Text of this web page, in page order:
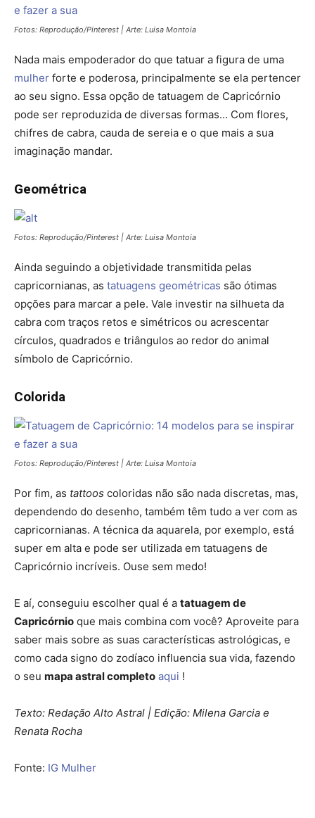
Fotos: Reprodução/Pinterest | Arte: Luisa Montoia
Nada mais empoderador do que tatuar a figura de uma
mulher forte e poderosa, principalmente se ela pertencer
ao seu signo. Essa opção de tatuagem de Capricórnio
pode ser reproduzida de diversas formas… Com flores,
chifres de cabra, cauda de sereia e o que mais a sua
imaginação mandar.
Geométrica
Fotos: Reprodução/Pinterest | Arte: Luisa Montoia
Ainda seguindo a objetividade transmitida pelas
capricornianas, as tatuagens geométricas são ótimas
opções para marcar a pele. Vale investir na silhueta da
cabra com traços retos e simétricos ou acrescentar
círculos, quadrados e triângulos ao redor do animal
símbolo de Capricórnio.
Colorida
Fotos: Reprodução/Pinterest | Arte: Luisa Montoia
Por fim, as tattoos coloridas não são nada discretas, mas,
dependendo do desenho, também têm tudo a ver com as
capricornianas. A técnica da aquarela, por exemplo, está
super em alta e pode ser utilizada em tatuagens de
Capricórnio incríveis. Ouse sem medo!
E aí, conseguiu escolher qual é a tatuagem de
Capricórnio que mais combina com você? Aproveite para
saber mais sobre as suas características astrológicas, e
como cada signo do zodíaco influencia sua vida, fazendo
o seu mapa astral completo aqui !
Texto: Redação Alto Astral | Edição: Milena Garcia e
Renata Rocha
Fonte: IG Mulher